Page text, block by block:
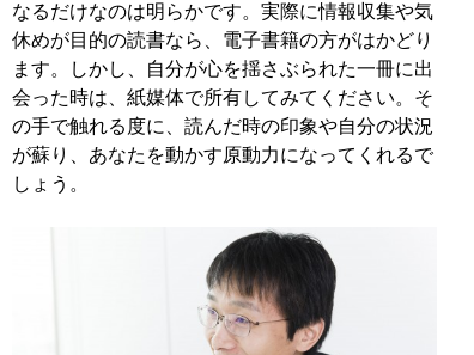
なるだけなのは明らかです。実際に情報収集や気
休めが目的の読書なら、電子書籍の方がはかどり
ます。しかし、自分が心を揺さぶられた一冊に出
会った時は、紙媒体で所有してみてください。そ
の手で触れる度に、読んだ時の印象や自分の状況
が蘇り、あなたを動かす原動力になってくれるで
しょう。